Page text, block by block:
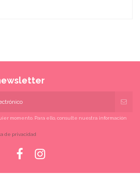
momento. Para ello, consulte nuestra información
de privacidad